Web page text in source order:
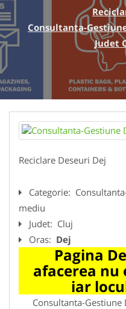
Consultanta-
Judet
Reciclare Deseuri Dej
Categorie:
mediu
Judet: Cluj
Oras: Dej
Pagina
afacerea nu
iar
Consultanta-